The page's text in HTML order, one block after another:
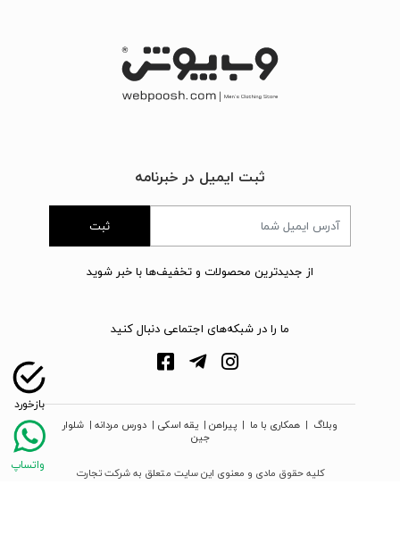
ثبت ایمیل در خبرنامه
ثبت
از جدیدترین محصولات و تخفیف‌ها با خبر شوید
ما را در شبکه‌های اجتماعی دنبال کنید
وبلاگ | همکاری با ما | پیراهن | یقه اسکی | دورس مردانه | شلوار
جین
کلیه حقوق مادی و معنوی این سایت متعلق به شرکت تجارت